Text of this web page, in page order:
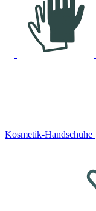
Kosmetik-Handschuhe